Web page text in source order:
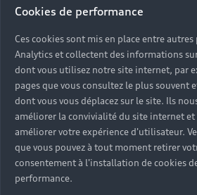
Cookies de performance
Ces cookies sont mis en place entre autres
Analytics et collectent des informations
dont vous utilisez notre site internet, par
pages que vous consultez le plus souvent
dont vous vous déplacez sur le site. Ils
améliorer la convivialité du site internet et
améliorer votre expérience d'utilisateur.
que vous pouvez à tout moment retirer
consentement à l'installation de cookies
performance.
des véhicules des marques du groupe, Volkswagen
Financial Services S.A.
Audi, division de Volkswagen Group France
données à caractère personnel recueillies dans ce
demande d'information ou à votre réclamation, nous
conformément à votre demande ainsi que, si vous y
nos offres commerciales et nos actualités à des fins
droits, veuillez consulter notrepolitique de